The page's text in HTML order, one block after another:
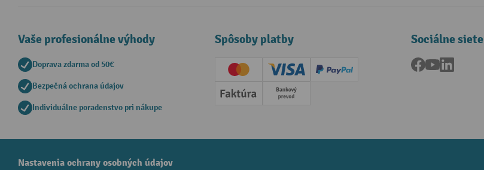
Vaše profesionálne výhody
Doprava zdarma od 50€
Bezpečná ochrana údajov
Individuálne poradenstvo pri nákupe
Spôsoby platby
Creditcard (Master)Creditcard (Visa)
PayPal
Faktúra Predplatba
Sociálne siete
Facebook
YouTube
Nastavenia ochrany osobných údajov